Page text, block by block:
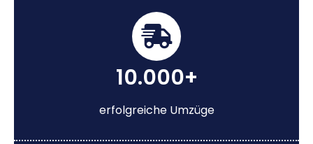
10.000+
erfolgreiche Umzüge